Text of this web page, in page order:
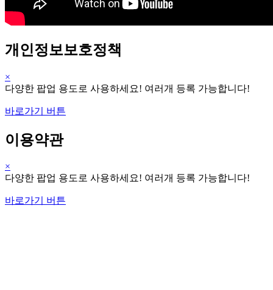
개인정보보호정책
×
다양한 팝업 용도로 사용하세요! 여러개 등록 가능합니다!
바로가기 버튼
이용약관
×
다양한 팝업 용도로 사용하세요! 여러개 등록 가능합니다!
바로가기 버튼